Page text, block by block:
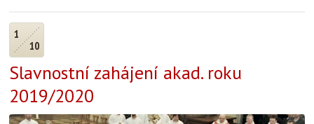
1
10
Slavnostní zahájení akad. roku
2019/2020